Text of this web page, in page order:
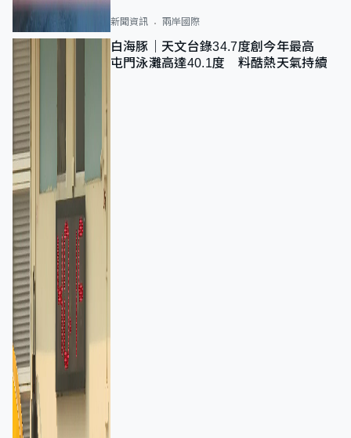
新聞資訊 兩岸國際
白海豚｜天文台錄34.7度創今年最高
屯門泳灘高達40.1度 料酷熱天氣持續